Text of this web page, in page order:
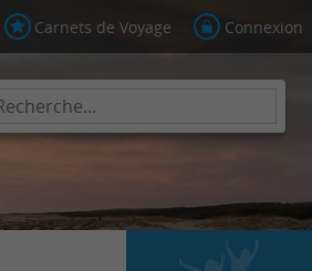
Carnets de Voyage Connexion